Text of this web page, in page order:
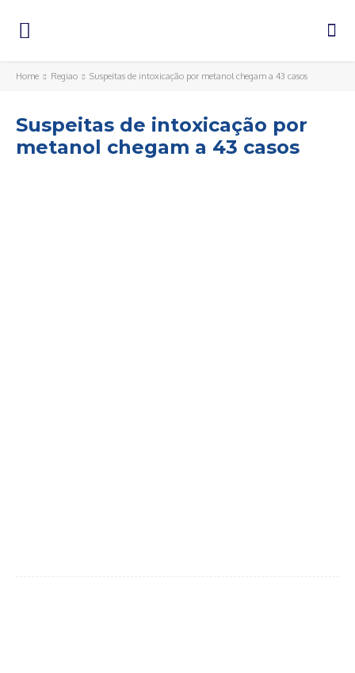
Home Regiao Suspeitas de intoxicação por metanol chegam a 43 casos
Suspeitas de intoxicação por
metanol chegam a 43 casos